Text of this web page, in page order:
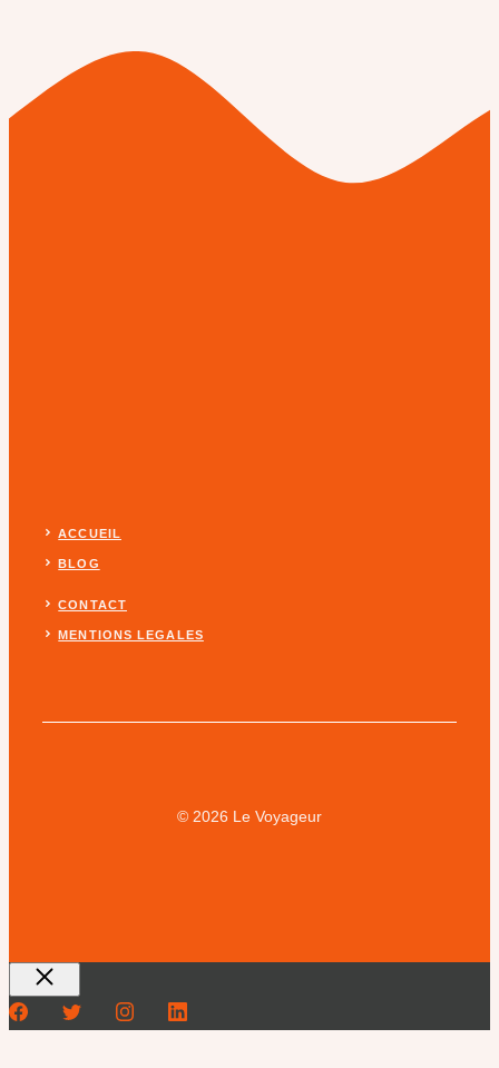
ACCUEIL
BLOG
CONTACT
MENTIONS LEGALES
© 2026 Le Voyageur
Fermer